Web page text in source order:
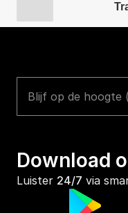
Download
Luister 24/7 via